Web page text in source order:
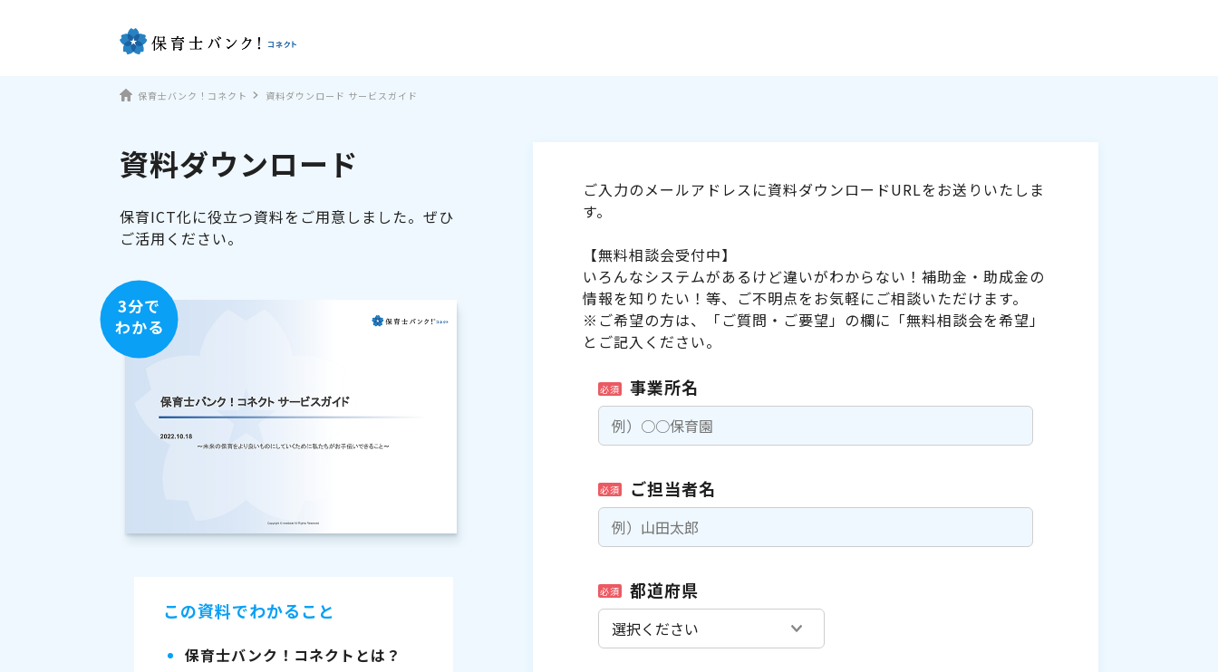
保育士バンク！コネクト 資料ダウンロード サービスガイド
資料ダウンロード
保育ICT化に役立つ資料をご用意しました。ぜひ
ご活用ください。
3分で
わかる
この資料でわかること
保育士バンク！コネクトとは？
ご入力のメールアドレスに資料ダウンロードURLをお送りいたしま
す。
【無料相談会受付中】
いろんなシステムがあるけど違いがわからない！補助金・助成金の
情報を知りたい！等、ご不明点をお気軽にご相談いただけます。
※ご希望の方は、「ご質問・ご要望」の欄に「無料相談会を希望」
とご記入ください。
必須 事業所名
必須 ご担当者名
必須 都道府県